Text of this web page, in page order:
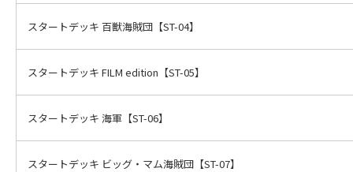
スタートデッキ 百獣海賊団【ST-04】
スタートデッキ FILM edition【ST-05】
スタートデッキ 海軍【ST-06】
スタートデッキ ビッグ・マム海賊団【ST-07】